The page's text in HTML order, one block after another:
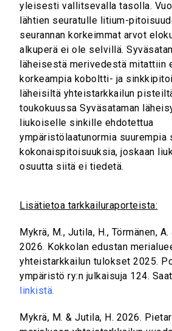
yleisesti vallitsevalla tasolla.
lähtien seuratulle litium-
seurannan korkeimmat arvot
alkuperä ei ole selvillä.
läheisestä merivedestä mitattiin
korkeampia koboltti- ja
läheisiltä yhteistarkkailun
toukokuussa Syväsataman
liukoiselle sinkille ehdotettua
ympäristölaatunormia suurempia
kokonaispitoisuuksia, joskaan
osuutta siitä ei tiedetä.
Lisätietoa tarkkailuraporteista:
Mykrä, M., Jutila, H., Törmänen, A.
2026. Kokkolan edustan
yhteistarkkailun tulokset 2025.
ympäristö ry:n julkaisuja 124.
linkistä.
Mykrä, M. & Jutila, H. 2026.